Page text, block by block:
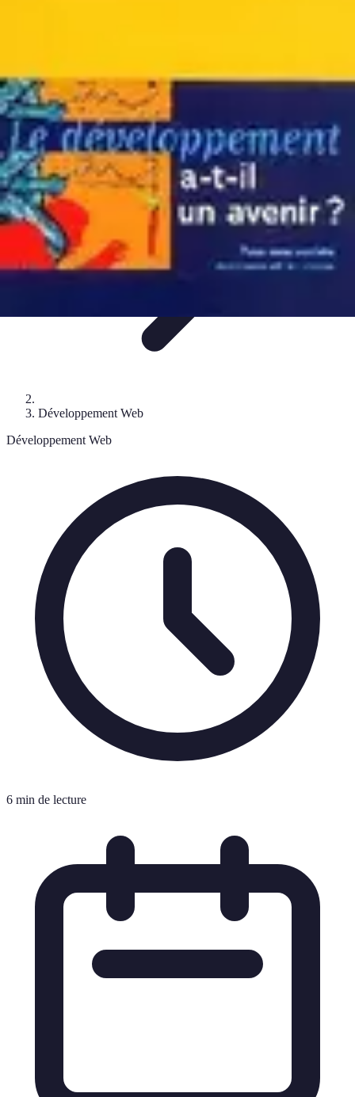
Tutoriel Programmation
Développement Web
Développement Web
6 min de lecture